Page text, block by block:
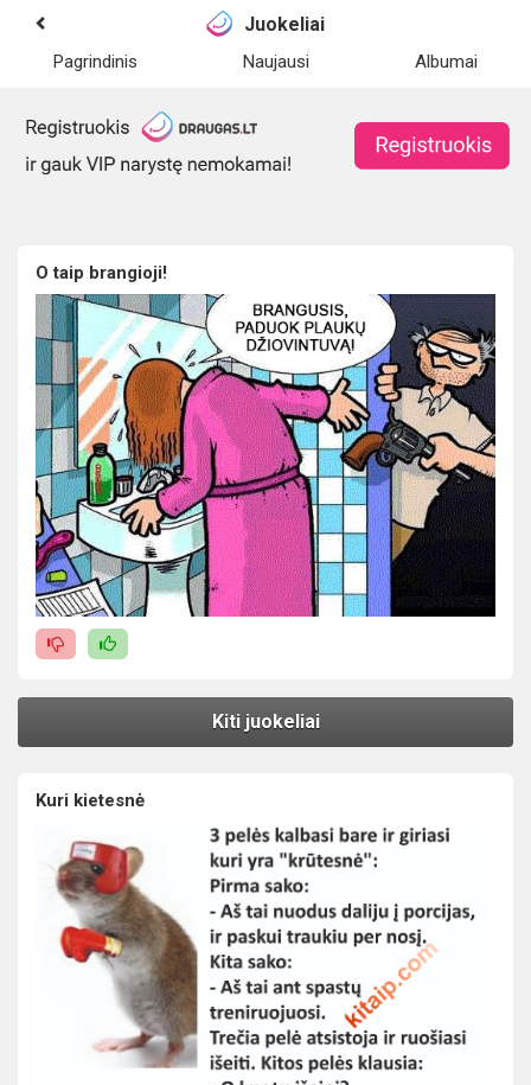
Juokeliai
Pagrindinis Naujausi Albumai
O taip brangioji!
Kiti juokeliai
Kuri kietesnė